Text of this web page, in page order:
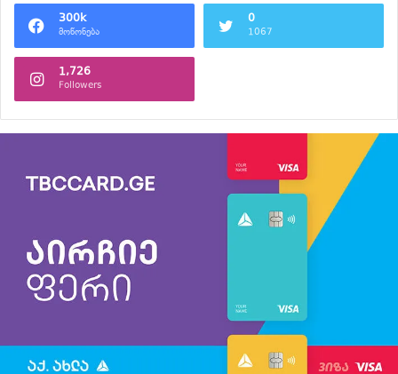
300k
მოწონება
0
1067
1,726
Followers